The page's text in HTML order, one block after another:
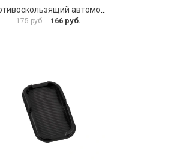
Противоскользящий автомобильный коврик панели SKYWAY S00401013
175 руб. 166 руб.